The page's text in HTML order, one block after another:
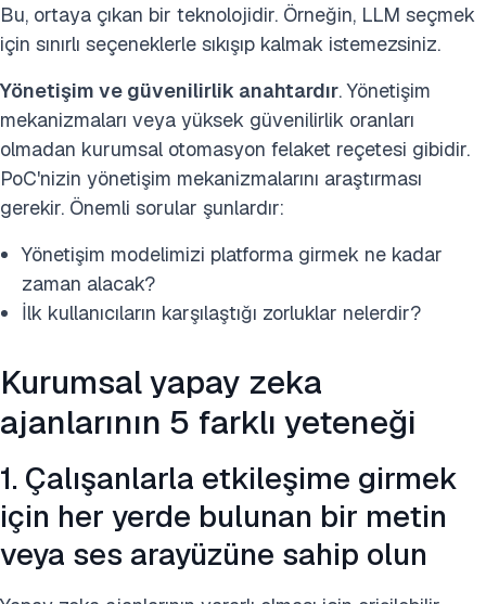
Bu, ortaya çıkan bir teknolojidir. Örneğin, LLM seçmek
için sınırlı seçeneklerle sıkışıp kalmak istemezsiniz.
Yönetişim ve güvenilirlik anahtardır. Yönetişim
mekanizmaları veya yüksek güvenilirlik oranları
olmadan kurumsal otomasyon felaket reçetesi gibidir.
PoC'nizin yönetişim mekanizmalarını araştırması
gerekir. Önemli sorular şunlardır:
Yönetişim modelimizi platforma girmek ne kadar
zaman alacak?
İlk kullanıcıların karşılaştığı zorluklar nelerdir?
Kurumsal yapay zeka
ajanlarının 5 farklı yeteneği
1. Çalışanlarla etkileşime girmek
için her yerde bulunan bir metin
veya ses arayüzüne sahip olun